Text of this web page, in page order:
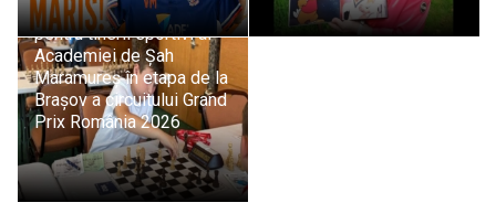
Evoluții promițătoare
pentru tinerii sportivi ai
Academiei de Șah
Maramureș în etapa de la
Brașov a circuitului Grand
Prix România 2026